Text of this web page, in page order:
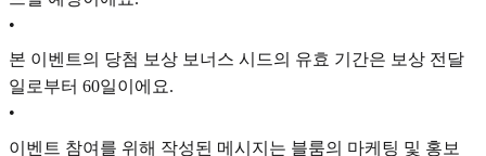
•
본 이벤트의 당첨 보상 보너스 시드의 유효 기간은 보상 전달
일로부터 60일이에요.
•
이벤트 참여를 위해 작성된 메시지는 블룸의 마케팅 및 홍보